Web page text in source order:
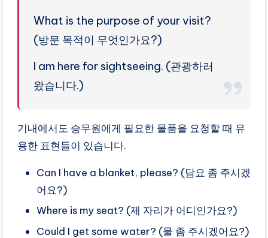
What is the purpose of your visit?
(방문 목적이 무엇인가요?)
I am here for sightseeing. (관광하러
왔습니다.)
기내에서도 승무원에게 필요한 물품을 요청할 때 유
용한 표현들이 있습니다.
Can I have a blanket, please? (담요 좀 주시겠
어요?)
Where is my seat? (제 자리가 어디인가요?)
Could I get some water? (물 좀 주시겠어요?)